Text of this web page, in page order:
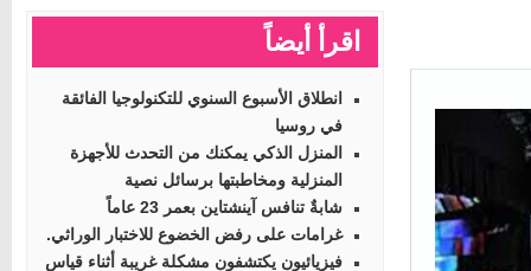
اقرأ أيضاً
انطلاق الأسبوع السنوي للتكنولوجيا الفائقة
في روسيا
المنزل الذكي يمكنك من التحدث للأجهزة
المنزلية ومخاطبتها برسائل نصية
شابةٌ تنافس آينشتاين بعمر 23 عاماً
غرامات على رفض الخضوع للاختبار الوراثي.
فيزيائيون يكتشفون مشكلة غريبة أثناء قياس